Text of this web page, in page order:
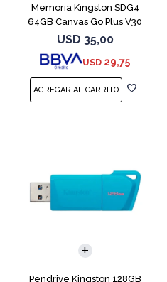
Memoria Kingston SDG4
64GB Canvas Go Plus V30
USD 35,00
USD 29,75
Pendrive Kingston 128GB